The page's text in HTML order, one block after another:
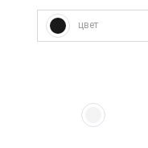
цвет